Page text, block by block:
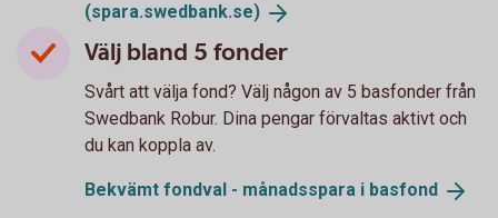
(spara.swedbank.se)
Välj bland 5 fonder
Svårt att välja fond? Välj någon av 5 basfonder från
Swedbank Robur. Dina pengar förvaltas aktivt och
du kan koppla av.
Bekvämt fondval - månadsspara i basfond